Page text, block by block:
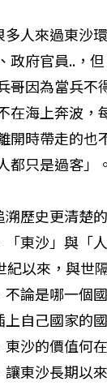
多人來過東沙環
政府官員..，但
哥因為當兵不
在海上奔波，
開時帶走的也
都只是過客」。
溯歷史更清楚的
「東沙」與「
紀以來，與世
不論是哪一個
上自己國家的
東沙的價值何
讓東沙長期以